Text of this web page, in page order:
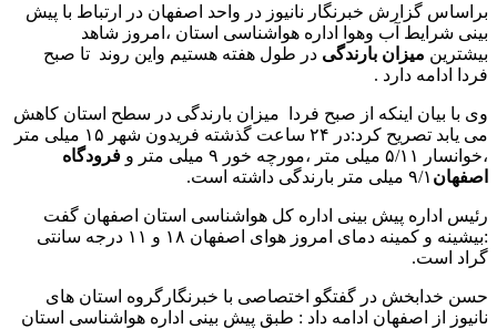
براساس گزارش خبرنگار نانیوز در واحد اصفهان در ارتباط با پیش
بینی شرایط آب وهوا اداره هواشناسی استان ،امروز شاهد
بیشترین میزان بارندگی در طول هفته هستیم واین روند تا صبح
فردا ادامه دارد .
وی با بیان اینکه از صبح فردا میزان بارندگی در سطح استان کاهش
می یابد تصریح کرد:در ۲۴ ساعت گذشته فریدون شهر ۱۵ میلی متر
،خوانسار ۵/۱۱ میلی متر ،مورچه خور ۹ میلی متر و
فرودگاه
اصفهان ۹/۱ میلی متر بارندگی داشته است.
رئیس اداره پیش بینی اداره کل هواشناسی استان اصفهان گفت
:بیشینه و کمینه دمای امروز هوای اصفهان ۱۸ و ۱۱ درجه سانتی
گراد است.
حسن خدابخش در گفتگو اختصاصی با خبرنگارگروه استان های
نانیوز از اصفهان ادامه داد : طبق پیش بینی اداره هواشناسی استان